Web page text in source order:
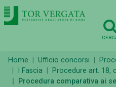
Home Ufficio concorsi
I Fascia
Procedure art. 18,
Procedura comparativa ai